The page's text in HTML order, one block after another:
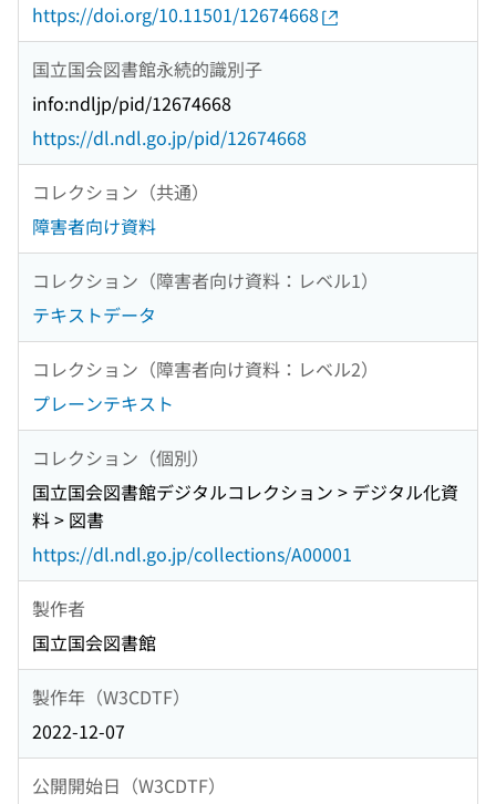
https://doi.org/10.11501/12674668
国立国会図書館永続的識別子
info:ndljp/pid/12674668
https://dl.ndl.go.jp/pid/12674668
コレクション（共通）
障害者向け資料
コレクション（障害者向け資料：レベル1）
テキストデータ
コレクション（障害者向け資料：レベル2）
プレーンテキスト
コレクション（個別）
国立国会図書館デジタルコレクション > デジタル化資
料 > 図書
https://dl.ndl.go.jp/collections/A00001
製作者
国立国会図書館
製作年（W3CDTF）
2022-12-07
公開開始日（W3CDTF）